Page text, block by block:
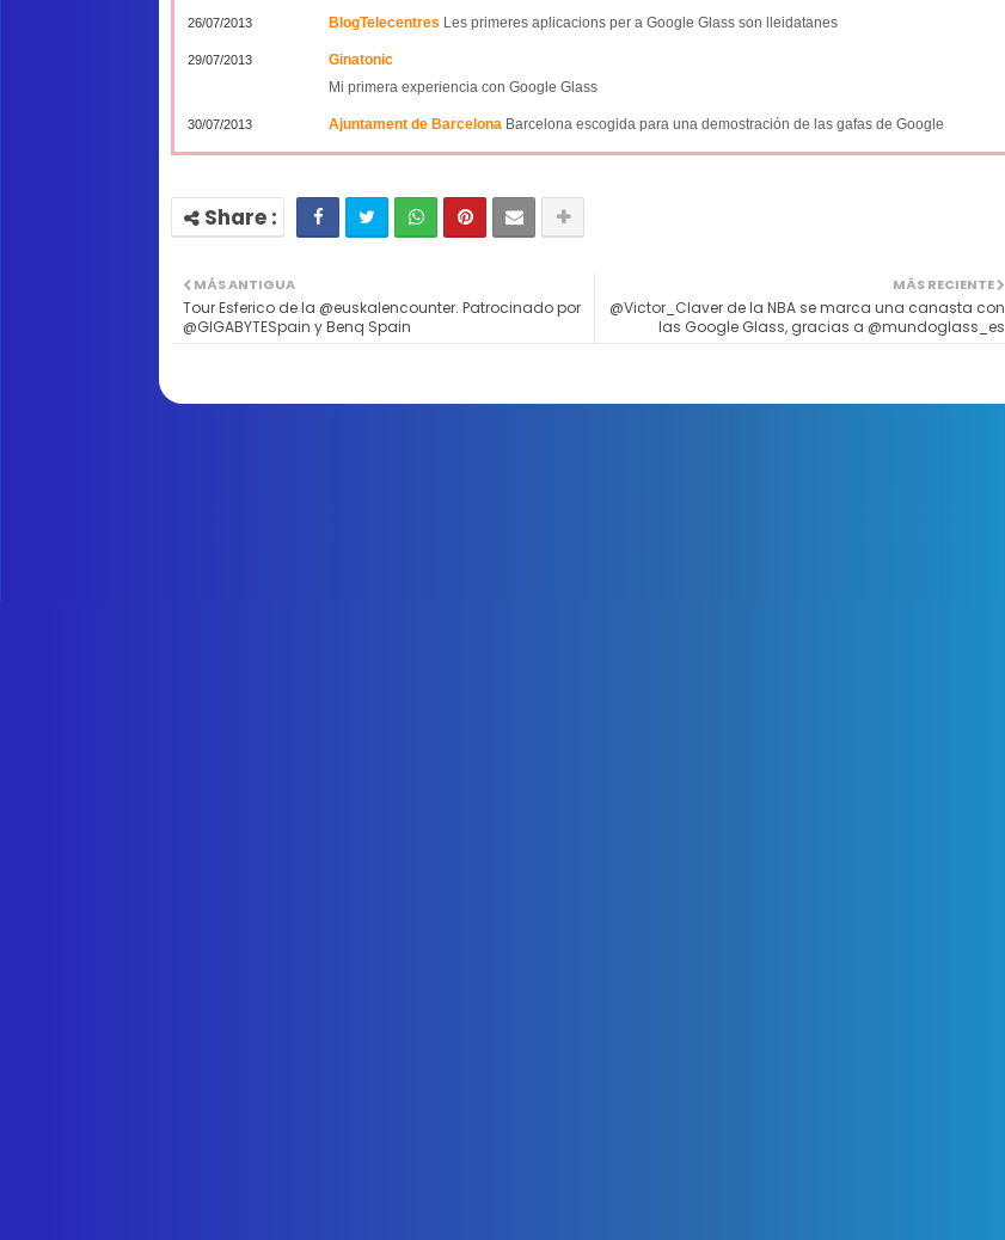
26/07/2013 BlogTelecentres Les primeres aplicacions per a Google Glass son lleidatanes
29/07/2013
Ginatonic
Mi primera experiencia con Google Glass
30/07/2013 Ajuntament de Barcelona Barcelona escogida para una demostración de las gafas de Google
MÁS RECIENTE
@Victor_Claver de la NBA se marca una canasta con
las Google Glass, gracias a @mundoglass_es
MÁS ANTIGUA
Tour Esferico de la @euskalencounter. Patrocinado por
@GIGABYTESpain y Benq Spain